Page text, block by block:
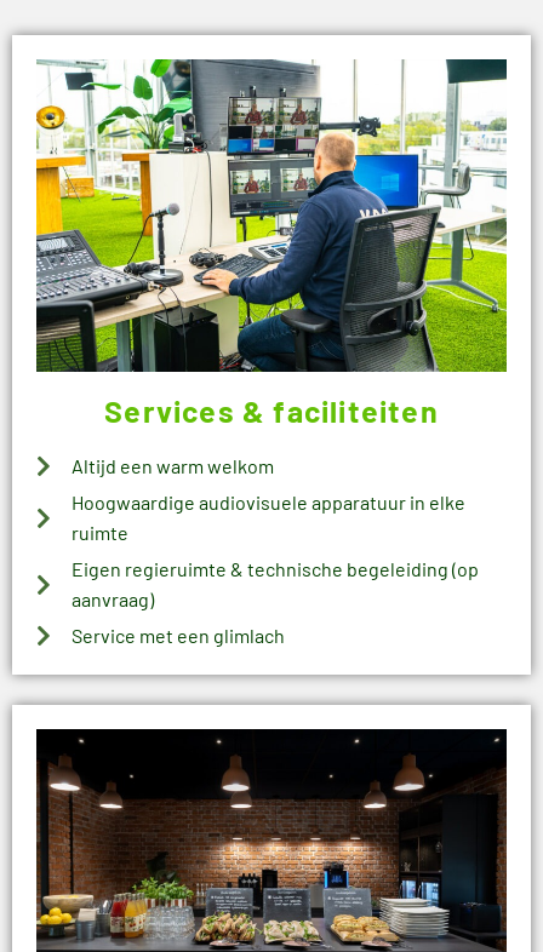
Services & faciliteiten
Altijd een warm welkom
Hoogwaardige audiovisuele apparatuur in elke
ruimte
Eigen regieruimte & technische begeleiding (op
aanvraag)
Service met een glimlach